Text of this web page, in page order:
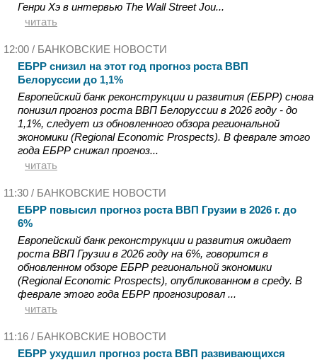
Генри Хэ в интервью The Wall Street Jou...
читать
12:00 / БАНКОВСКИЕ НОВОСТИ
ЕБРР снизил на этот год прогноз роста ВВП
Белоруссии до 1,1%
Европейский банк реконструкции и развития (ЕБРР) снова
понизил прогноз роста ВВП Белоруссии в 2026 году - до
1,1%, следует из обновленного обзора региональной
экономики (Regional Economic Prospects). В феврале этого
года ЕБРР снижал прогноз...
читать
11:30 / БАНКОВСКИЕ НОВОСТИ
ЕБРР повысил прогноз роста ВВП Грузии в 2026 г. до
6%
Европейский банк реконструкции и развития ожидает
роста ВВП Грузии в 2026 году на 6%, говорится в
обновленном обзоре ЕБРР региональной экономики
(Regional Economic Prospects), опубликованном в среду. В
феврале этого года ЕБРР прогнозировал ...
читать
11:16 / БАНКОВСКИЕ НОВОСТИ
ЕБРР ухудшил прогноз роста ВВП развивающихся